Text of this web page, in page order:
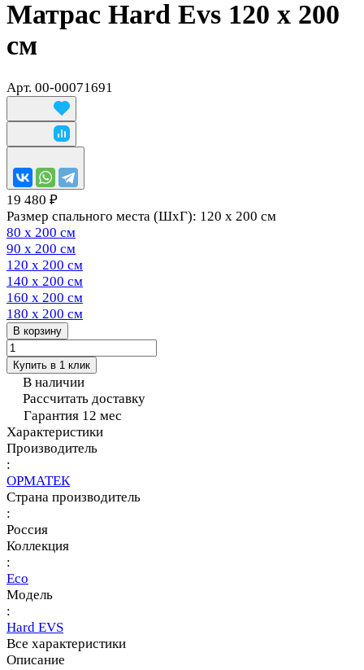
Матрас Hard Evs 120 х 200
см
Арт. 00-00071691
19 480 ₽
Размер спального места (ШхГ): 120 х 200 см
80 х 200 см
90 х 200 см
120 х 200 см
140 х 200 см
160 х 200 см
180 х 200 см
В корзину
Купить в 1 клик
В наличии
Рассчитать доставку
Гарантия 12 мес
Характеристики
Производитель
:
ОРМАТЕК
Страна производитель
:
Россия
Коллекция
:
Eco
Модель
:
Hard EVS
Все характеристики
Описание